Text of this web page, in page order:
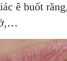
ê buốt